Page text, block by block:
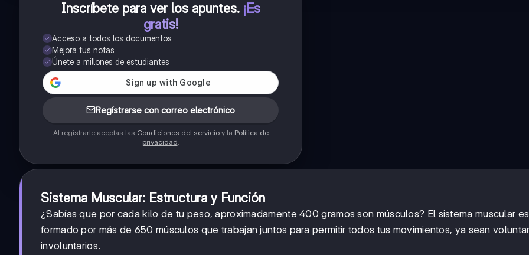
Inscríbete para ver los apuntes. ¡Es
gratis!
Acceso a todos los documentos
Mejora tus notas
Únete a millones de estudiantes
Regístrarse con correo electrónico
Al registrarte aceptas las Condiciones del servicioy la Política de
privacidad.
Sistema Muscular: Estructura y Función
¿Sabías que por cada kilo de tu peso, aproximadamente 400 gramos son músculos? El sistema muscular
formado por más de 650 músculos que trabajan juntos para permitir todos tus movimientos, ya sean
involuntarios.